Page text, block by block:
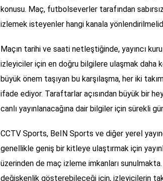
konusu. Maç, futbolseverler tarafından
izlemek isteyenler hangi kanala
Maçın tarihi ve saati netleştiğinde, yayıncı
izleyiciler için en doğru bilgilere ulaşmak daha
büyük önem taşıyan bu karşılaşma, her iki
ifade ediyor. Taraftarlar açısından büyük bir
canlı yayınlanacağına dair bilgiler için sürekli
CCTV Sports, BeIN Sports ve diğer yerel
genellikle geniş bir kitleye ulaştırmak için
üzerinden de maç izleme imkanları
değişkenlik gösterebileceği için, izleyicilerin